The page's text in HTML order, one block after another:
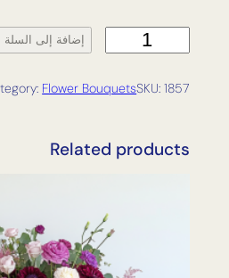
م
ة
a
إضافة إلى السلة
SKU: 1857
Flower Bouquets
Related products